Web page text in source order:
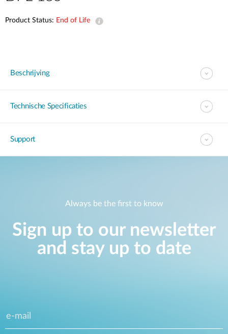
Product Status: End of Life
Beschrijving
Technische Specificaties
Support
Always be the first to know
Sign up to our newsletter
and stay up to date